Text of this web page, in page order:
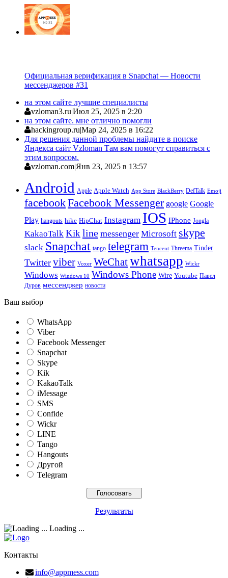
Официальная верификация в Snapchat — Новости
мессенджеров #31
на этом сайте лучшие специалисты
vzloman3.ru|Июл 25, 2025 в 2:20
на этом сайте. мне отлично помогли
hackingroup.ru|Мар 24, 2025 в 16:22
Для решения данной проблемы найдите в поиске
Яндекса сайт Vzloman Там вам помогут справиться с
этим вопросом.
vzloman.com|Янв 23, 2025 в 13:57
Android Apple Apple Watch App Store BlackBerry DefTalk Emoji
facebookFacebook Messenger google Google
Play hangouts hike HipChat Instagram IOS IPhone Jongla
KakaoTalk Kik line messenger Microsoft skype
slack Snapchat tango telegram Tencent Threema Tinder
Twitter viber Voxer WeChatwhatsapp Wickr
Windows Windows 10 Windows Phone Wire Youtube Павел
Дуров мессенджер новости
Ваш выбор
WhatsApp
Viber
Facebook Messenger
Snapchat
Skype
Kik
KakaoTalk
iMessage
SMS
Confide
Wickr
LINE
Tango
Hangouts
Другой
Telegram
Результаты
Loading ...
Контакты
info@appmess.com